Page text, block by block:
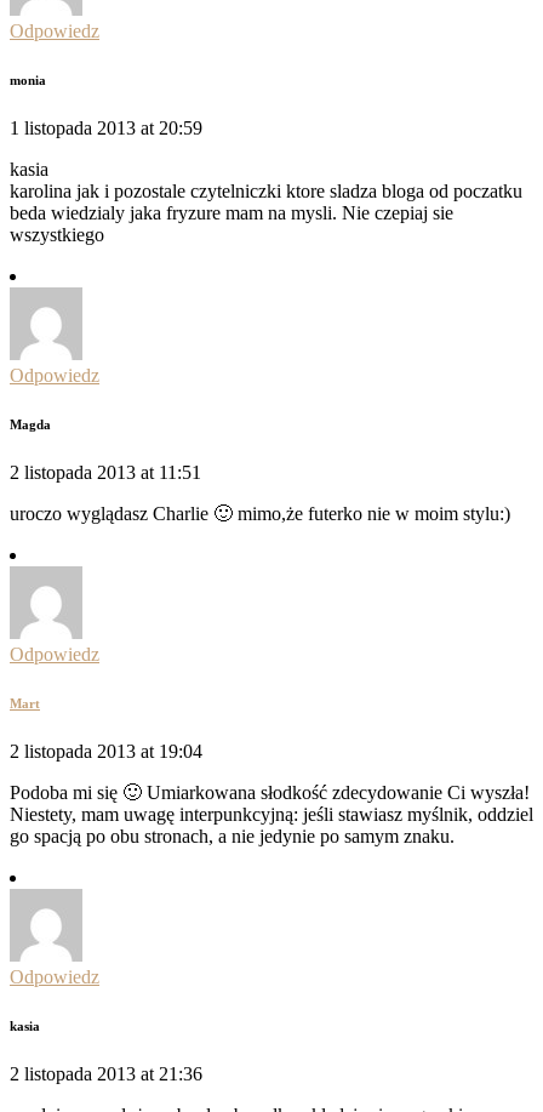
Odpowiedz
monia
1 listopada 2013 at 20:59
kasia
karolina jak i pozostale czytelniczki ktore sladza bloga od poczatku
beda wiedzialy jaka fryzure mam na mysli. Nie czepiaj sie
wszystkiego
Odpowiedz
Magda
2 listopada 2013 at 11:51
uroczo wyglądasz Charlie 🙂 mimo,że futerko nie w moim stylu:)
Odpowiedz
Mart
2 listopada 2013 at 19:04
Podoba mi się 🙂 Umiarkowana słodkość zdecydowanie Ci wyszła!
Niestety, mam uwagę interpunkcyjną: jeśli stawiasz myślnik, oddziel
go spacją po obu stronach, a nie jedynie po samym znaku.
Odpowiedz
kasia
2 listopada 2013 at 21:36